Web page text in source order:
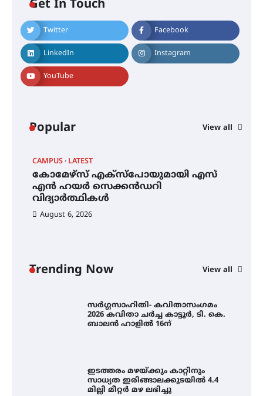
Get In Touch
Twitter Facebook
LinkedIn Instagram
YouTube
Popular View all
CAMPUS LATEST
കോമേഴ്സ് എക്സ്പോയുമായി എസ്
എൻ ഹയർ സെക്കൻഡറി
വിദ്യാർത്ഥികൾ
August 6, 2026
Trending Now View all
ഐ.ഐ.ടി മദ്രാസ്സിൽ നിന്നും
ഡോക്ടറേറ്റ് – ഇരിങ്ങാലക്കുട
സ്വദേശി ആതിര എം കെ യുടെ
നേട്ടം പ്രതിസന്ധികളോട് പൊരുതി
തായ് ചി – ക്വിഗോങ്ങ്
പരിചയപ്പെടാം
സർഗ്ഗസാഹിതി- കവിതാസംഗമം
2026 കവിതാ ചർച്ച കാട്ടൂർ, ടി. കെ.
ബാലൻ ഹാളിൽ 16ന്
ഇടത്തരം മഴയ്ക്കും കാറ്റിനും
സാധ്യത ഇരിങ്ങാലക്കുടയിൽ 4.4
മില്ലി മീറ്റർ മഴ ലഭിച്ചു